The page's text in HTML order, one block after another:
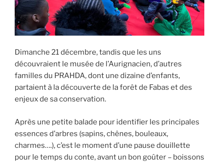
Dimanche 21 décembre, tandis que les uns
découvraient le musée de l’Aurignacien, d’autres
familles du PRAHDA, dont une dizaine d’enfants,
partaient à la découverte de la forêt de Fabas et des
enjeux de sa conservation.
Après une petite balade pour identifier les principales
essences d’arbres (sapins, chênes, bouleaux,
charmes….), c’est le moment d’une pause douillette
pour le temps du conte, avant un bon goûter – boissons